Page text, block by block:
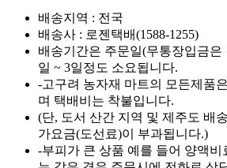
배송지역 : 전국
배송사 : 로젠택배(1588-1255)
배송기간은 주문일(무통장입금은
일 ~ 3일정도 소요됩니다.
-고구려 농자재 마트의 모든제품
며 택배비는 착불입니다.
(단, 도서 산간 지역 및 제주도 배
가요금(도선료)이 부과됩니다.)
-부피가 큰 상품 예를 들어 양액